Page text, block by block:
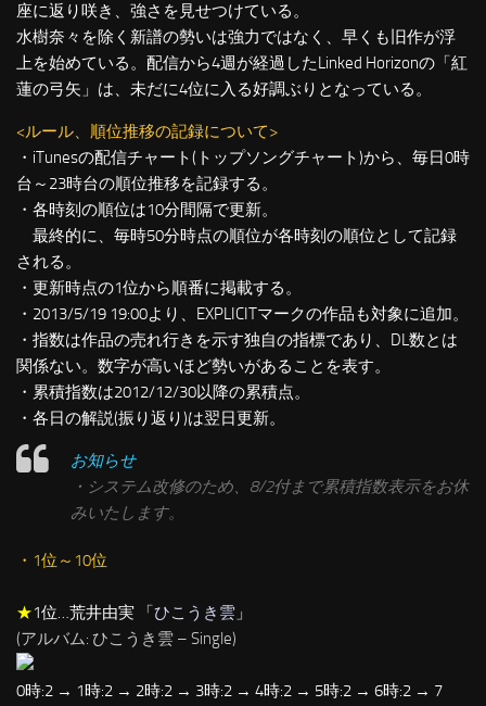
座に返り咲き、強さを見せつけている。
水樹奈々を除く新譜の勢いは強力ではなく、早くも旧作が浮
上を始めている。配信から4週が経過したLinked Horizonの「紅
蓮の弓矢」は、未だに4位に入る好調ぶりとなっている。
<ルール、順位推移の記録について>
・iTunesの配信チャート(トップソングチャート)から、毎日0時
台～23時台の順位推移を記録する。
・各時刻の順位は10分間隔で更新。
最終的に、毎時50分時点の順位が各時刻の順位として記録
される。
・更新時点の1位から順番に掲載する。
・2013/5/19 19:00より、EXPLICITマークの作品も対象に追加。
・指数は作品の売れ行きを示す独自の指標であり、DL数とは
関係ない。数字が高いほど勢いがあることを表す。
・累積指数は2012/12/30以降の累積点。
・各日の解説(振り返り)は翌日更新。
お知らせ
・システム改修のため、8/2付まで累積指数表示をお休
みいたします。
・1位～10位
★1位…荒井由実 「ひこうき雲 」
(アルバム: ひこうき雲 – Single)
0時:2 → 1時:2 → 2時:2 → 3時:2 → 4時:2 → 5時:2 → 6時:2 → 7